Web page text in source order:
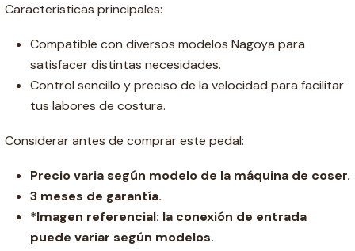
Características principales:
Compatible con diversos modelos Nagoya para
satisfacer distintas necesidades.
Control sencillo y preciso de la velocidad para facilitar
tus labores de costura.
Considerar antes de comprar este pedal:
Precio varia según modelo de la máquina de coser.
3 meses de garantía.
*Imagen referencial: la conexión de entrada
puede variar según modelos.